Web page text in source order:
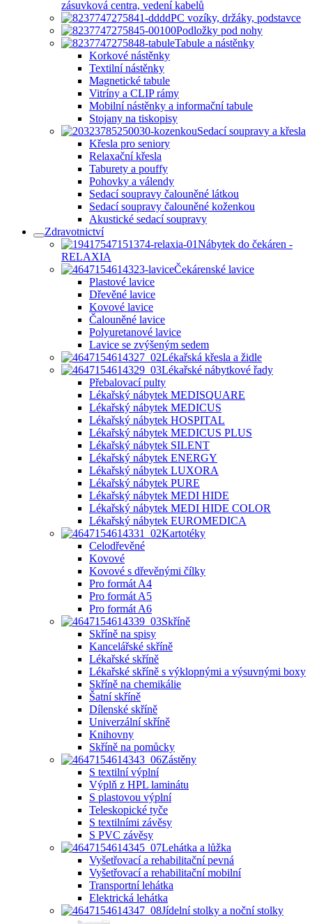
zásuvková centra, vedení kabelů
PC vozíky, držáky, podstavce
Podložky pod nohy
Tabule a nástěnky
Korkové nástěnky
Textilní nástěnky
Magnetické tabule
Vitríny a CLIP rámy
Mobilní nástěnky a informační tabule
Stojany na tiskopisy
Sedací soupravy a křesla
Křesla pro seniory
Relaxační křesla
Taburety a pouffy
Pohovky a válendy
Sedací soupravy čalouněné látkou
Sedací soupravy čalouněné koženkou
Akustické sedací soupravy
Zdravotnictví
Nábytek do čekáren -
RELAXIA
Čekárenské lavice
Plastové lavice
Dřevěné lavice
Kovové lavice
Čalouněné lavice
Polyuretanové lavice
Lavice se zvýšeným sedem
Lékařská křesla a židle
Lékařské nábytkové řady
Přebalovací pulty
Lékařský nábytek MEDISQUARE
Lékařský nábytek MEDICUS
Lékařský nábytek HOSPITAL
Lékařský nábytek MEDICUS PLUS
Lékařský nábytek SILENT
Lékařský nábytek ENERGY
Lékařský nábytek LUXORA
Lékařský nábytek PURE
Lékařský nábytek MEDI HIDE
Lékařský nábytek MEDI HIDE COLOR
Lékařský nábytek EUROMEDICA
Kartotéky
Celodřevěné
Kovové
Kovové s dřevěnými čílky
Pro formát A4
Pro formát A5
Pro formát A6
Skříně
Skříně na spisy
Kancelářské skříně
Lékařské skříně
Lékařské skříně s výklopnými a výsuvnými boxy
Skříně na chemikálie
Šatní skříně
Dílenské skříně
Univerzální skříně
Knihovny
Skříně na pomůcky
Zástěny
S textilní výplní
Výplň z HPL laminátu
S plastovou výplní
Teleskopické tyče
S textilními závěsy
S PVC závěsy
Lehátka a lůžka
Vyšetřovací a rehabilitační pevná
Vyšetřovací a rehabilitační mobilní
Transportní lehátka
Elektrická lehátka
Jídelní stolky a noční stolky